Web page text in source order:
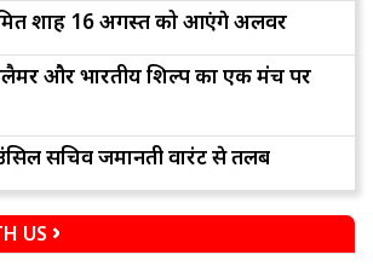
शाह 16 अगस्त को आएंगे अलवर
और भारतीय शिल्प का एक मंच पर
सचिव जमानती वारंट से तलब
US